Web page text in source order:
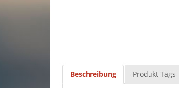
Beschreibung Produkt Tags